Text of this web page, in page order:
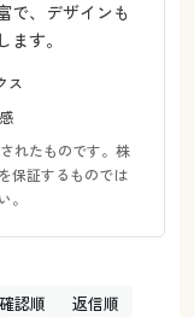
で、デザインも
す。
ス
れたものです。株
保証するものでは
。
認順
返信順